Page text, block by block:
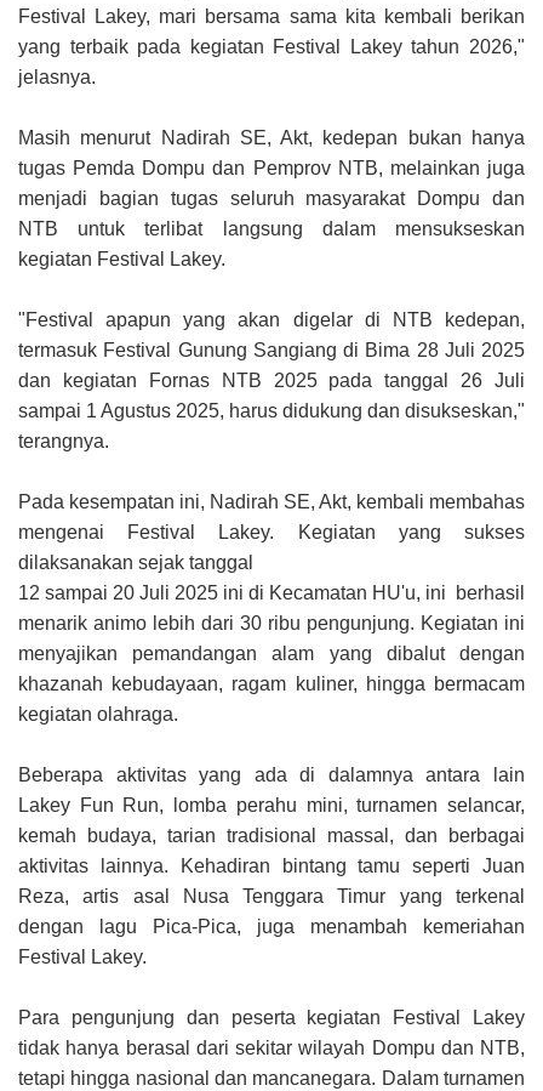
Festival Lakey, mari bersama sama kita kembali berikan
yang terbaik pada kegiatan Festival Lakey tahun 2026,"
jelasnya.
Masih menurut Nadirah SE, Akt, kedepan bukan hanya
tugas Pemda Dompu dan Pemprov NTB, melainkan juga
menjadi bagian tugas seluruh masyarakat Dompu dan
NTB untuk terlibat langsung dalam mensukseskan
kegiatan Festival Lakey.
"Festival apapun yang akan digelar di NTB kedepan,
termasuk Festival Gunung Sangiang di Bima 28 Juli 2025
dan kegiatan Fornas NTB 2025 pada tanggal 26 Juli
sampai 1 Agustus 2025, harus didukung dan disukseskan,"
terangnya.
Pada kesempatan ini, Nadirah SE, Akt, kembali membahas
mengenai Festival Lakey. Kegiatan yang sukses
dilaksanakan sejak tanggal
12 sampai 20 Juli 2025 ini di Kecamatan HU'u, ini berhasil
menarik animo lebih dari 30 ribu pengunjung. Kegiatan ini
menyajikan pemandangan alam yang dibalut dengan
khazanah kebudayaan, ragam kuliner, hingga bermacam
kegiatan olahraga.
Beberapa aktivitas yang ada di dalamnya antara lain
Lakey Fun Run, lomba perahu mini, turnamen selancar,
kemah budaya, tarian tradisional massal, dan berbagai
aktivitas lainnya. Kehadiran bintang tamu seperti Juan
Reza, artis asal Nusa Tenggara Timur yang terkenal
dengan lagu Pica-Pica, juga menambah kemeriahan
Festival Lakey.
Para pengunjung dan peserta kegiatan Festival Lakey
tidak hanya berasal dari sekitar wilayah Dompu dan NTB,
tetapi hingga nasional dan mancanegara. Dalam turnamen